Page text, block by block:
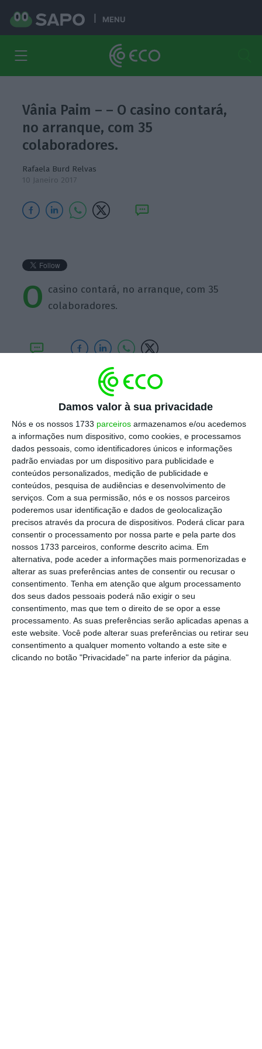
Damos valor à sua privacidade
Nós e os nossos 1733 parceiros armazenamos e/ou acedemos
a informações num dispositivo, como cookies, e processamos
dados pessoais, como identificadores únicos e informações
padrão enviadas por um dispositivo para publicidade e
conteúdos personalizados, medição de publicidade e
conteúdos, pesquisa de audiências e desenvolvimento de
serviços. Com a sua permissão, nós e os nossos parceiros
poderemos usar identificação e dados de geolocalização
precisos através da procura de dispositivos. Poderá clicar para
consentir o processamento por nossa parte e pela parte dos
nossos 1733 parceiros, conforme descrito acima. Em
alternativa, pode aceder a informações mais pormenorizadas e
alterar as suas preferências antes de consentir ou recusar o
consentimento. Tenha em atenção que algum processamento
dos seus dados pessoais poderá não exigir o seu
consentimento, mas que tem o direito de se opor a esse
processamento. As suas preferências serão aplicadas apenas a
este website. Você pode alterar suas preferências ou retirar seu
consentimento a qualquer momento voltando a este site e
clicando no botão "Privacidade" na parte inferior da página.
MENU
Vânia Paim – – O casino contará,
no arranque, com 35
colaboradores.
Rafaela Burd Relvas
10 Janeiro 2017
O casino contará, no arranque, com 35
colaboradores.
https://eco.sapo.pt/quote/vania-paim-o-casino-contara-no-arranque-com-35-colaboradores/ Copiar
Assine o ECO Premium
No momento em que a informação é
mais importante do que nunca, apoie
o jornalismo independente e rigoroso.
De que forma? Assine o ECO Premium e
tenha acesso a notícias exclusivas, à
opinião que conta, às reportagens e
especiais que mostram o outro lado da
história.
Esta assinatura é uma forma de apoiar
o ECO e os seus jornalistas. A nossa